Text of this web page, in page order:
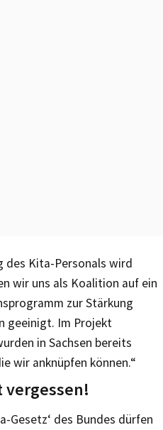
des Kita-Personals wird
wir uns als Koalition auf ein
zur Stärkung
geeinigt. Im Projekt
in Sachsen bereits
wir anknüpfen können.“
Gesetz‘ des Bundes dürfen